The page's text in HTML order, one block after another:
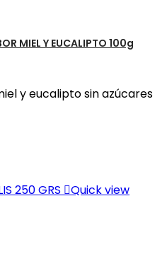
MIEL Y EUCALIPTO 100g
y eucalipto sin azúcares
Quick view